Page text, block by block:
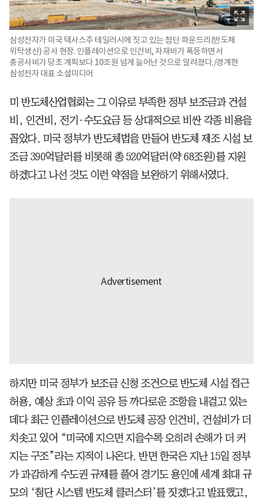
삼성전자가 미국 텍사스주 테일러시에 짓고 있는 첨단 파운드리(반도체
위탁생산) 공사 현장. 인플레이션으로 인건비, 자재비가 폭등하면서
총공사비가 당초 계획보다 10조원 넘게 늘어난 것으로 알려졌다./경계현
삼성전자 대표 소셜미디어
미 반도체산업협회는 그 이유로 부족한 정부 보조금과 건설
비, 인건비, 전기·수도요금 등 상대적으로 비싼 각종 비용을
꼽았다. 미국 정부가 반도체법을 만들어 반도체 제조 시설 보
조금 390억달러를 비롯해 총 520억달러(약 68조원)를 지원
하겠다고 나선 것도 이런 약점을 보완하기 위해서였다.
하지만 미국 정부가 보조금 신청 조건으로 반도체 시설 접근
허용, 예상 초과 이익 공유 등 까다로운 조항을 내걸고 있는
데다 최근 인플레이션으로 반도체 공장 인건비, 건설비가 더
치솟고 있어 “미국에 지으면 지을수록 오히려 손해가 더 커
지는 구조”라는 지적이 나온다. 반면 한국은 지난 15일 정부
가 과감하게 수도권 규제를 풀어 경기도 용인에 세계 최대 규
모의 ‘첨단 시스템 반도체 클러스터’를 짓겠다고 발표했고,